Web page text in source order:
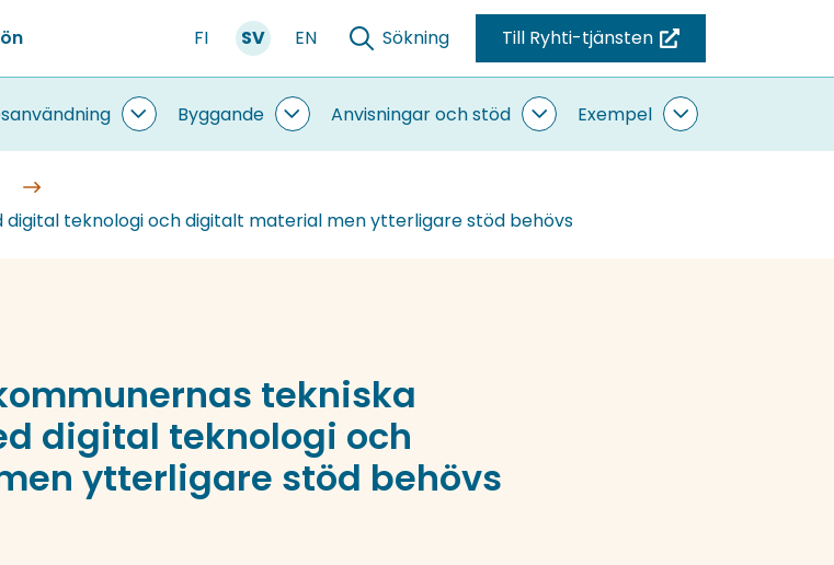
FI SV EN Sökning Till Ryhti-tjänsten
(du
blir
omdirigerad
Områdesanvändning
undersidor
Byggande
Byggande
undersidor
Anvisningar och stöd
Anvisningar
och
Exempel
Exempel
undersidor
teknologi och digitalt material men ytterligare stöd behövs
tekniska
digital teknologi och
ytterligare stöd behövs